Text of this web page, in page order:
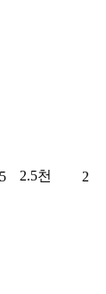
2.5천 2